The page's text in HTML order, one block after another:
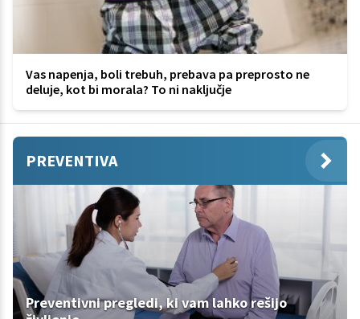
Vas napenja, boli trebuh, prebava pa preprosto ne
deluje, kot bi morala? To ni naključje
PREVENTIVA
Preventivni pregledi, ki vam lahko rešijo